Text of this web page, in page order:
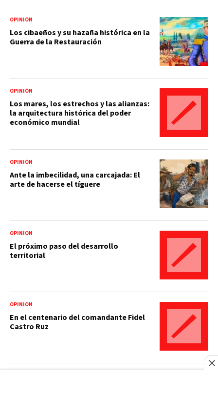
OPINIÓN
Los cibaeños y su hazaña histórica en la
Guerra de la Restauración
OPINIÓN
Los mares, los estrechos y las alianzas:
la arquitectura histórica del poder
económico mundial
OPINIÓN
Ante la imbecilidad, una carcajada: El
arte de hacerse el tíguere
OPINIÓN
El próximo paso del desarrollo
territorial
OPINIÓN
En el centenario del comandante Fidel
Castro Ruz